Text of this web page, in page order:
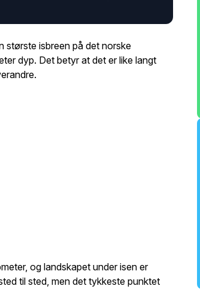
største isbreen på det norske
dyp. Det betyr at det er like langt
og landskapet under isen er
til sted, men det tykkeste punktet